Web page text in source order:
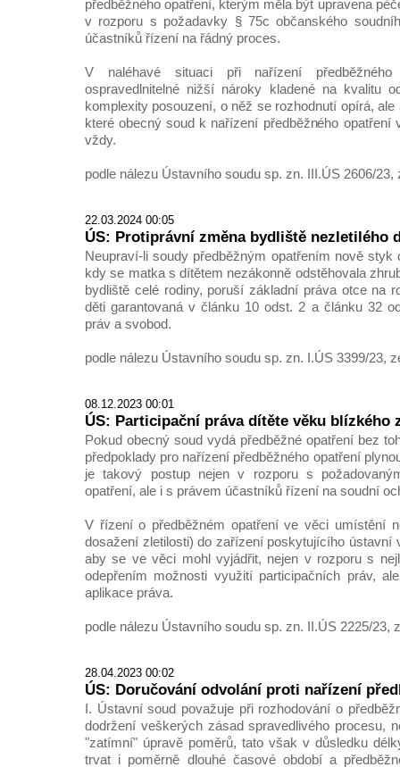
předběžného opatření, kterým měla být upravena
v rozporu s požadavky § 75c občanského
účastníků řízení na řádný proces.
V naléhavé situaci při nařízení
ospravedlnitelné nižší nároky kladené na kvalitu
komplexity posouzení, o něž se rozhodnutí opírá,
které obecný soud k nařízení předběžného opatření
vždy.
podle nálezu Ústavního soudu sp. zn. III.ÚS 2606/23,
22.03.2024 00:05
ÚS: Protiprávní změna bydliště nezletilého
Neupraví-li soudy předběžným opatřením nově
kdy se matka s dítětem nezákonně odstěhovala
bydliště celé rodiny, poruší základní práva otce na
děti garantovaná v článku 10 odst. 2 a článku 32
práv a svobod.
podle nálezu Ústavního soudu sp. zn. I.ÚS 3399/23,
08.12.2023 00:01
ÚS: Participační práva dítěte věku blízkého
Pokud obecný soud vydá předběžné opatření bez
předpoklady pro nařízení předběžného opatření
je takový postup nejen v rozporu s
opatření, ale i s právem účastníků řízení na soudní
V řízení o předběžném opatření ve věci umístění
dosažení zletilosti) do zařízení poskytujícího ústavní
aby se ve věci mohl vyjádřit, nejen v rozporu s
odepřením možnosti využití participačních práv,
aplikace práva.
podle nálezu Ústavního soudu sp. zn. II.ÚS 2225/23,
28.04.2023 00:02
ÚS: Doručování odvolání proti nařízení
I. Ústavní soud považuje při rozhodování o
dodržení veškerých zásad spravedlivého procesu,
"zatímní" úpravě poměrů, tato však v důsledku
trvat i poměrně dlouhé časové období a